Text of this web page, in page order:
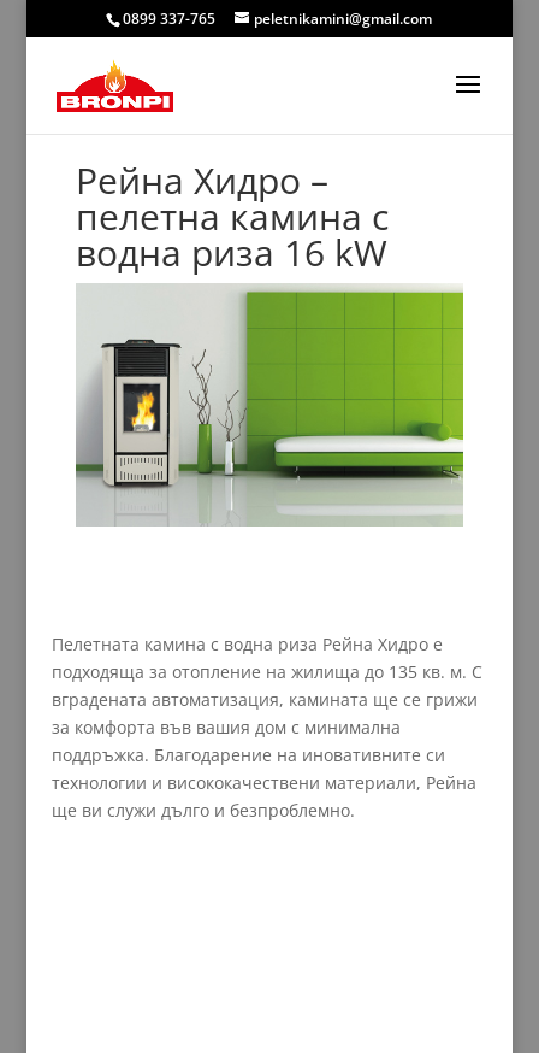
0899 337-765 peletnikamini@gmail.com
Рейна Хидро –
пелетна камина с
водна риза 16 kW
Пелетната камина с водна риза Рейна Хидро е
подходяща за отопление на жилища до 135 кв. м. С
вградената автоматизация, камината ще се грижи
за комфорта във вашия дом с минимална
поддръжка. Благодарение на иновативните си
технологии и висококачествени материали, Рейна
ще ви служи дълго и безпроблемно.